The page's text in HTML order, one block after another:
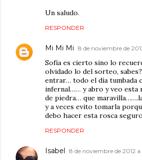
Un saludo.
RESPONDER
Mi Mi Mi 8 de noviembre de
Sofía es cierto sino lo
olvidado lo del sorteo,
entrar… todo el día tumbada
infernal…… y abro y veo esta
de piedra… que
y a veces evito tomarla
debo hacer esta rosca
RESPONDER
Isabel 8 de noviembre de 2012 a